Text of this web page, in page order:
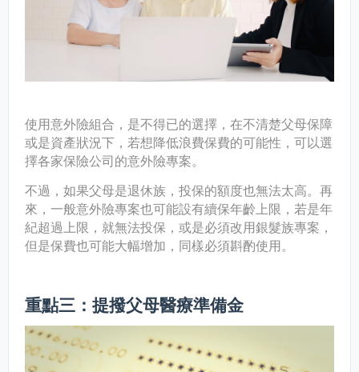
使用意外險組合，是不得已的選擇，在不清楚父母保障
或是資產狀況下，若想降低浪費保費的可能性，可以選
擇各家保險公司的意外險專案。
不過，如果父母是退休族，投保的額度也無法太高。再
來，一般意外險專案也可能設有續保年齡上限，若是年
紀超過上限，就無法投保，或是必須改用銀髮族專案，
但是保費也可能大幅增加，同樣必須斟酌使用。
重點三：提撥父母醫療準備金